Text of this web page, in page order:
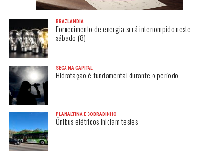
BRAZLÂNDIA
Fornecimento de energia será interrompido neste
sábado (8)
SECA NA CAPITAL
Hidratação é fundamental durante o período
PLANALTINA E SOBRADINHO
Ônibus elétricos iniciam testes